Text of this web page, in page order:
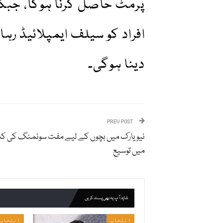
پرمٹ حاصل کرنا ہوگا،
افراد کو سیلف ایمپلائیڈ
دینا ہوگی۔
نیو یارک میں بچوں کے لیے مفت سوئمنگ کی
میں توسیع
شاید آپ یہ بھی پسند کریں
انتخاب